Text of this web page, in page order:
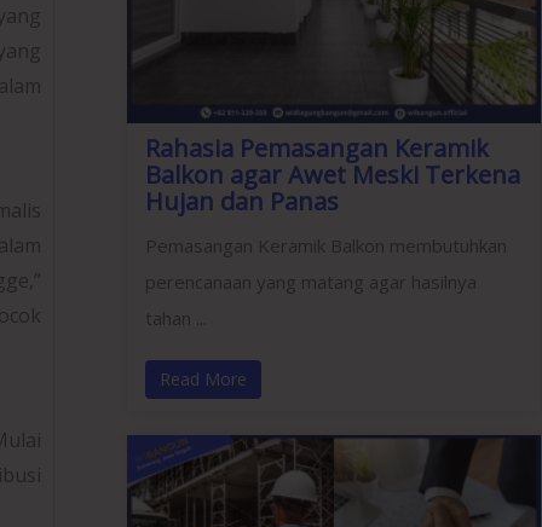
Rahasia Pemasangan Keramik
Balkon agar Awet Meski Terkena
Hujan dan Panas
Pemasangan Keramik Balkon membutuhkan
perencanaan yang matang agar hasilnya
tahan ...
Read More